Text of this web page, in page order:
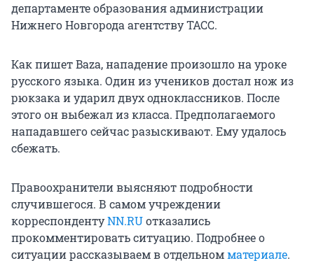
департаменте образования администрации
Нижнего Новгорода агентству ТАСС.
Как пишет Baza, нападение произошло на уроке
русского языка. Один из учеников достал нож из
рюкзака и ударил двух одноклассников. После
этого он выбежал из класса. Предполагаемого
нападавшего сейчас разыскивают. Ему удалось
сбежать.
Правоохранители выясняют подробности
случившегося. В самом учреждении
корреспондентуNN.RUотказались
прокомментировать ситуацию. Подробнее о
ситуации рассказываем в отдельномматериале.